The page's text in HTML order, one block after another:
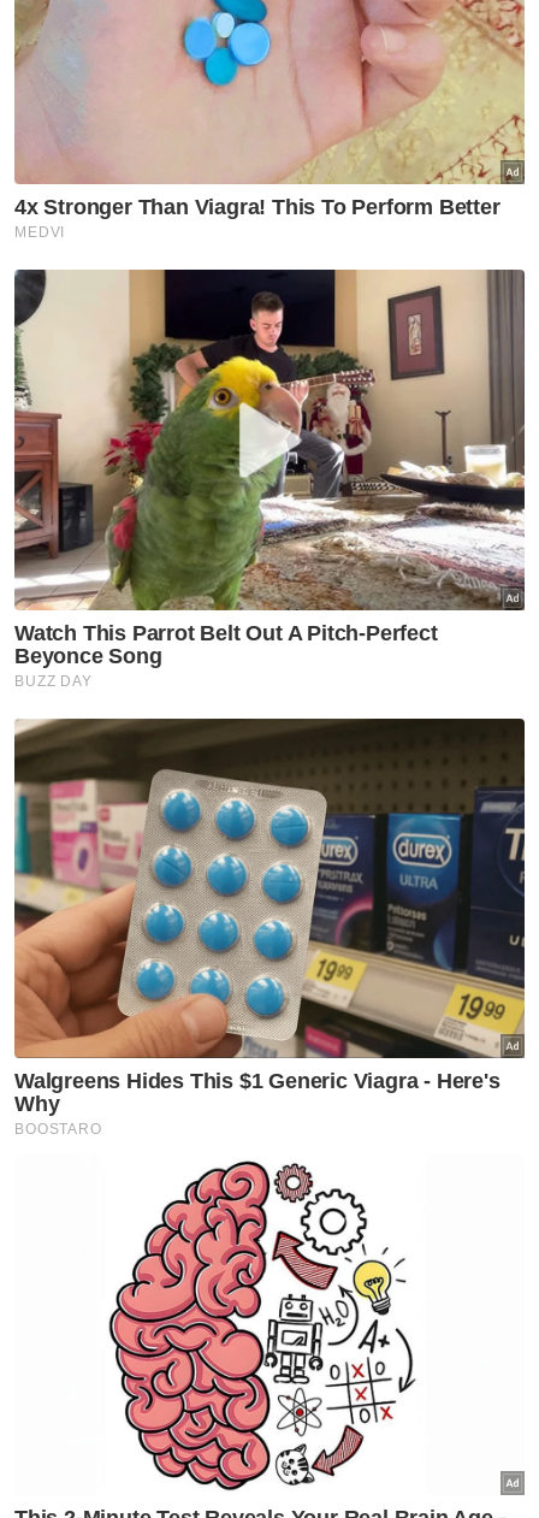
mampu membawa penjimatan termasuk
memanjangkan hayat mesin serta
infrastruktur digunakan.
Artikel Berkaitan:
Al-Quran sedia kerangka komprehensif untuk tadbir
urus, keharmonian sosial - Fadillah
Anwar fokus usaha banteras rasuah, tingkat tadbir
urus pembangunan Malaysia
Speaker Selangor teliti notis kekosongan kerusi DUN
"Jadi, kita semua perlu sedar bahawa kedua-
dua konsep ini bukan sekadar tarikan atau
slogan semata-mata tetapi merupakan
prasyarat nyata untuk para pelabur
membuat pelaburan di negara ini," katanya. -
Bernama
Berita Telus & Tulus menerusi E-Mel setiap
hari!